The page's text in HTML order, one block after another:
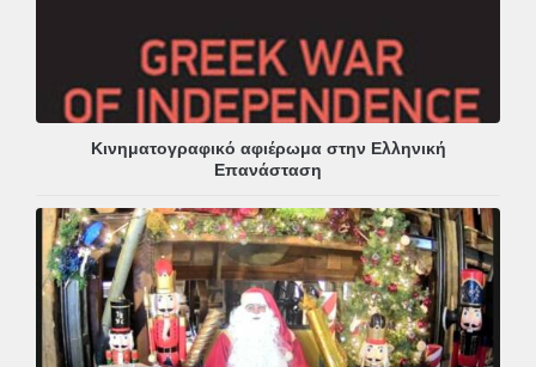
Κινηματογραφικό αφιέρωμα στην Ελληνική
Επανάσταση